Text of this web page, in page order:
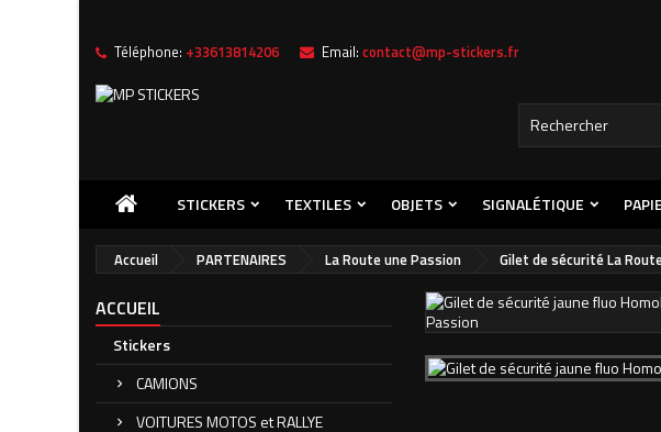
Téléphone: +33613814206 Email: contact@mp-stickers.fr
STICKERS TEXTILES OBJETS SIGNALÉTIQUE
Accueil PARTENAIRES La Route une Passion Gilet de sécurité La
ACCUEIL
Stickers
CAMIONS
VOITURES MOTOS et RALLYE
Mes listes d'envies
((title))
Connexion
Vous devez être connecté